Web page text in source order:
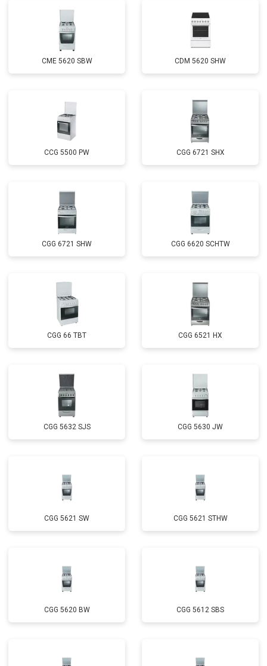
CME 5620 SBW CDM 5620 SHW
CCG 5500 PW CGG 6721 SHX
CGG 6721 SHW CGG 6620 SCHTW
CGG 66 TBT CGG 6521 HX
CGG 5632 SJS CGG 5630 JW
CGG 5621 SW CGG 5621 STHW
CGG 5620 BW CGG 5612 SBS